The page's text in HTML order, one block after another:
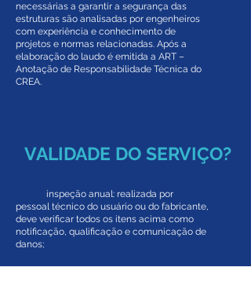
necessárias a garantir a segurança das
estruturas são analisadas por engenheiros
com experiência e conhecimento de
projetos e normas relacionadas. Após a
elaboração do laudo é emitida a ART –
Anotação de Responsabilidade Técnica do
CREA.
VALIDADE DO SERVIÇO?
inspeção anual: realizada por
pessoal técnico do usuário ou do fabricante,
deve verificar todos os itens acima como
notificação, qualificação e comunicação de
danos;